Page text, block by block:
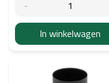
In winkelwagen